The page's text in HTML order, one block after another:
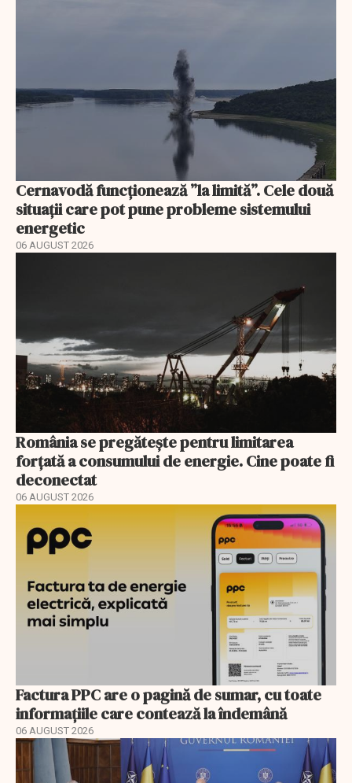
Cernavodă funcționează ”la limită”. Cele două
situații care pot pune probleme sistemului
energetic
06 AUGUST 2026
România se pregătește pentru limitarea
forțată a consumului de energie. Cine poate fi
deconectat
06 AUGUST 2026
Factura PPC are o pagină de sumar, cu toate
informațiile care contează la îndemână
06 AUGUST 2026